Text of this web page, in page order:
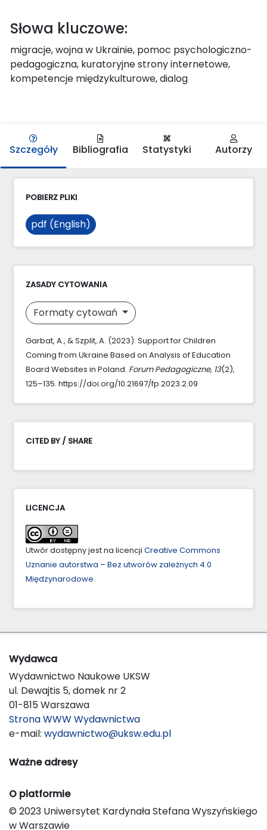
Słowa kluczowe:
migracje, wojna w Ukrainie, pomoc psychologiczno-
pedagogiczna, kuratoryjne strony internetowe,
kompetencje międzykulturowe, dialog
Szczegóły Bibliografia Statystyki Autorzy
POBIERZ PLIKI
pdf (English)
ZASADY CYTOWANIA
Formaty cytowań
Garbat, A., & Szplit, A. (2023). Support for Children
Coming from Ukraine Based on Analysis of Education
Board Websites in Poland. Forum Pedagogiczne, 13(2),
125–135. https://doi.org/10.21697/fp.2023.2.09
CITED BY / SHARE
LICENCJA
Utwór dostępny jest na licencji Creative Commons
Uznanie autorstwa – Bez utworów zależnych 4.0
Międzynarodowe.
Wydawca
Wydawnictwo Naukowe UKSW
ul. Dewajtis 5, domek nr 2
01-815 Warszawa
Strona WWW Wydawnictwa
e-mail: wydawnictwo@uksw.edu.pl
Ważne adresy
O platformie
© 2023 Uniwersytet Kardynała Stefana Wyszyńskiego
w Warszawie